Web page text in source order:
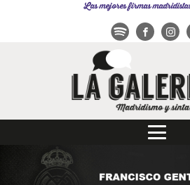
Las mejores firmas